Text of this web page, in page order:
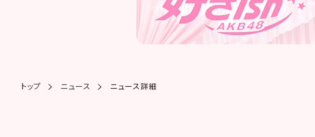
トップ ニュース ニュース詳細